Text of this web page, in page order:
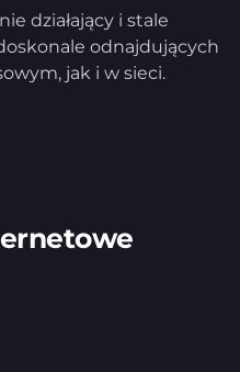
działający i stale
odnajdujących
jak i w sieci.